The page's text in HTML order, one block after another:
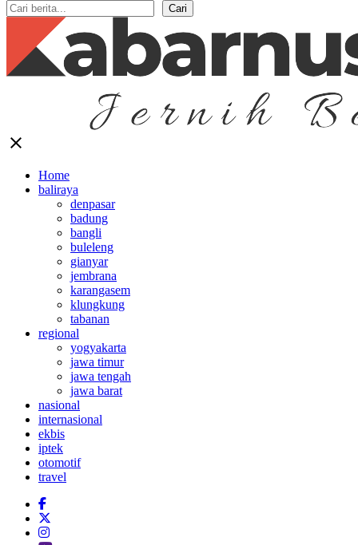
Cari
close
Home
baliraya
denpasar
badung
bangli
buleleng
gianyar
jembrana
karangasem
klungkung
tabanan
regional
yogyakarta
jawa timur
jawa tengah
jawa barat
nasional
internasional
ekbis
iptek
otomotif
travel